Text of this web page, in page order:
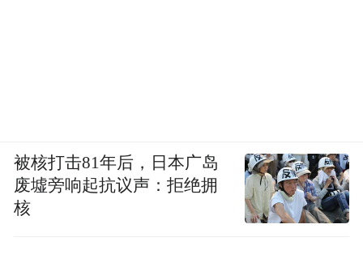
被核打击81年后，日本广岛
废墟旁响起抗议声：拒绝拥
核